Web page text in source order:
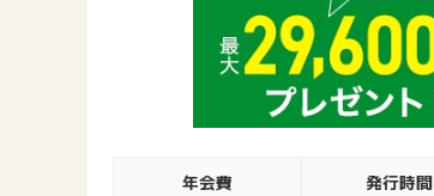
年会費 発行時間